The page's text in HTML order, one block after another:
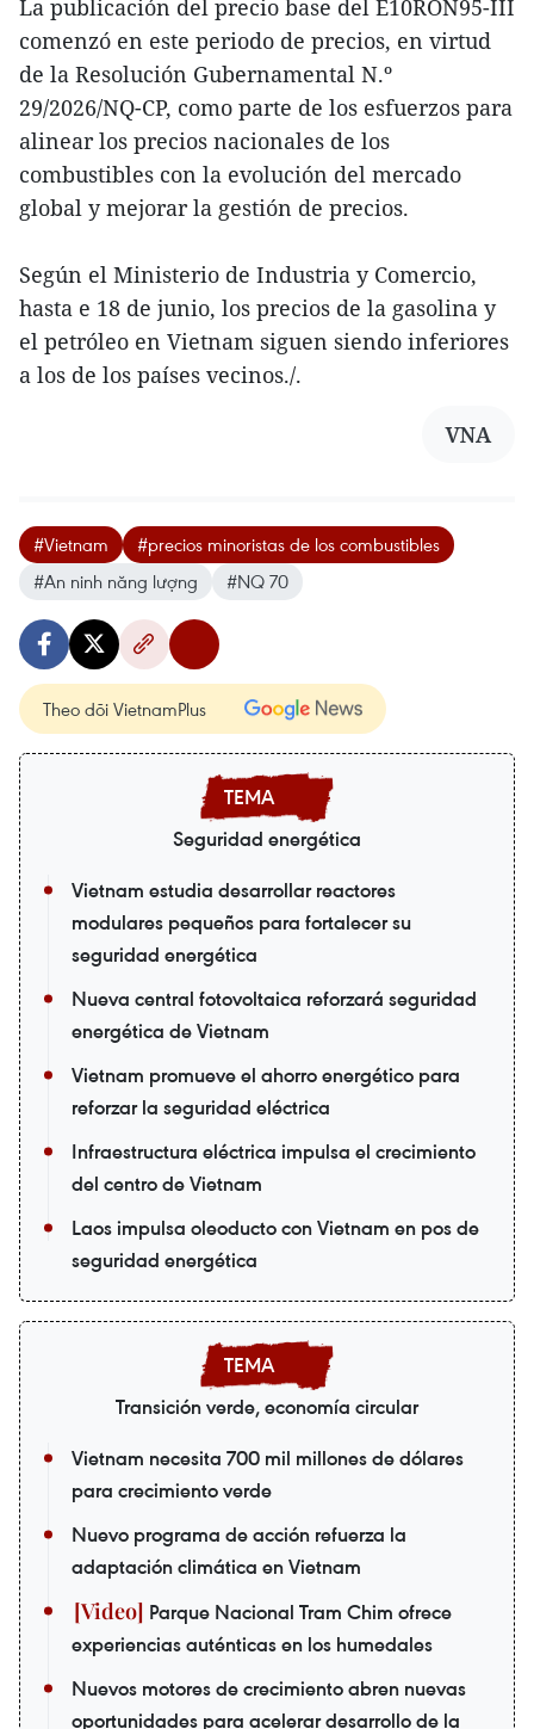
La publicación del precio base del E10RON95-III
comenzó en este periodo de precios, en virtud
de la Resolución Gubernamental N.º
29/2026/NQ-CP, como parte de los esfuerzos para
alinear los precios nacionales de los
combustibles con la evolución del mercado
global y mejorar la gestión de precios.
Según el Ministerio de Industria y Comercio,
hasta e 18 de junio, los precios de la gasolina y
el petróleo en Vietnam siguen siendo inferiores
a los de los países vecinos./.
VNA
#Vietnam
#precios minoristas de los combustibles
#An ninh năng lượng
#NQ 70
Theo dõi VietnamPlus
Seguridad energética
Vietnam estudia desarrollar reactores
modulares pequeños para fortalecer su
seguridad energética
Nueva central fotovoltaica reforzará seguridad
energética de Vietnam
Vietnam promueve el ahorro energético para
reforzar la seguridad eléctrica
Infraestructura eléctrica impulsa el crecimiento
del centro de Vietnam
Laos impulsa oleoducto con Vietnam en pos de
seguridad energética
Transición verde, economía circular
Vietnam necesita 700 mil millones de dólares
para crecimiento verde
Nuevo programa de acción refuerza la
adaptación climática en Vietnam
Parque Nacional Tram Chim ofrece
experiencias auténticas en los humedales
Nuevos motores de crecimiento abren nuevas
oportunidades para acelerar desarrollo de la